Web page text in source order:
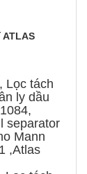
Lọc tách
ly dầu
separator
Mann
,Atlas